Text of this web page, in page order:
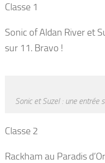
Classe 1
Sonic of Aldan River et
sur 11. Bravo !
Sonic et Suzel : une entrée
Classe 2
Rackham au Paradis